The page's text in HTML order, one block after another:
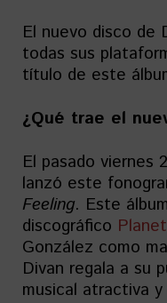
El nuevo disco de
todas sus
título de este
¿Qué trae el
El pasado viernes
lanzó este
Feeling. Este
discográfico
González como
Divan regala a su
musical atractiva